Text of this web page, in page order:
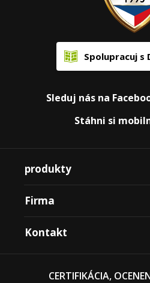
Spolupracuj s
Sleduj nás na
Stáhni si
produkty
Firma
Kontakt
CERTIFIKÁCIA,